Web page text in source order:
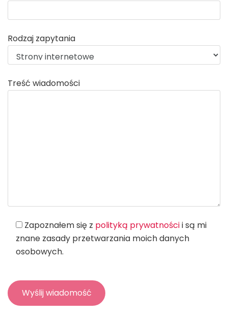
Rodzaj zapytania
Treść wiadomości
Zapoznałem się z polityką prywatnościi są mi
znane zasady przetwarzania moich danych
osobowych.